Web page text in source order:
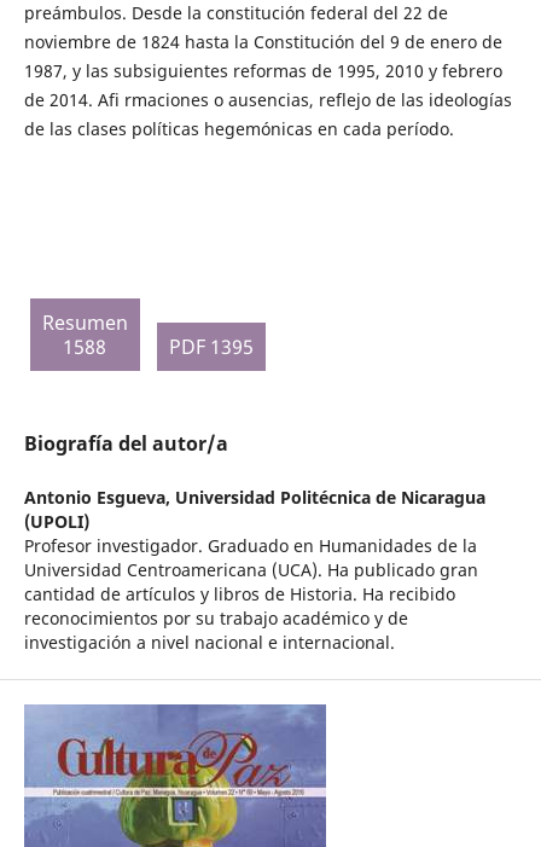
preámbulos. Desde la constitución federal del 22 de
noviembre de 1824 hasta la Constitución del 9 de enero de
1987, y las subsiguientes reformas de 1995, 2010 y febrero
de 2014. Afi rmaciones o ausencias, reflejo de las ideologías
de las clases políticas hegemónicas en cada período.
Resumen
1588
PDF 1395
Biografía del autor/a
Antonio Esgueva, Universidad Politécnica de Nicaragua
(UPOLI)
Profesor investigador. Graduado en Humanidades de la
Universidad Centroamericana (UCA). Ha publicado gran
cantidad de artículos y libros de Historia. Ha recibido
reconocimientos por su trabajo académico y de
investigación a nivel nacional e internacional.